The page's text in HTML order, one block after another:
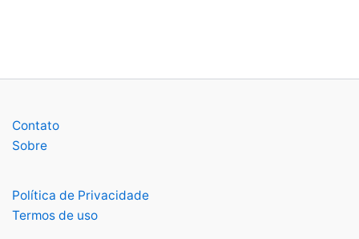
Contato
Sobre
Política de Privacidade
Termos de uso